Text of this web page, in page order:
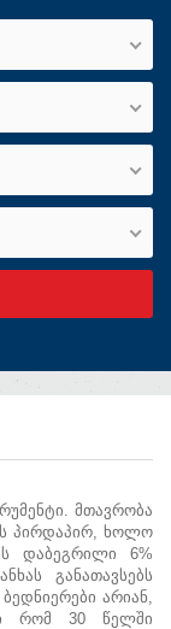
მთავრობა
ს პირდაპირ, ხოლო
დაბეგრილი 6%
განათავსებს
არიან,
რომ 30 წელში